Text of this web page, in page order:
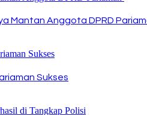
Mantan Anggota DPRD
Sukses